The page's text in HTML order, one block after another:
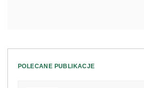
POLECANE PUBLIKACJE